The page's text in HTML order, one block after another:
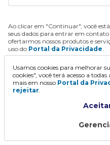
Ao clicar em "Continuar", você
seus dados para entrar em
ofertarmos nossos produtos e
uso do Portal da Privacidade.
Usamos cookies para melhorar
cookies", você terá acesso a
mais em nosso Portal da
rejeitar.